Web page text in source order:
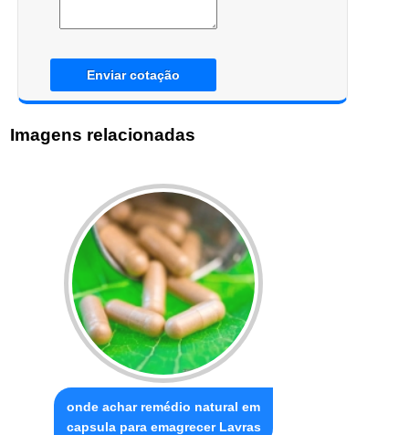
Enviar cotação
Imagens relacionadas
onde achar remédio natural em
capsula para emagrecer Lavras